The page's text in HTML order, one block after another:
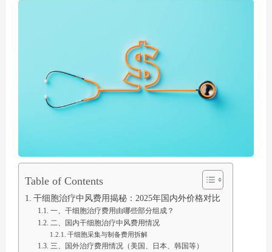
Table of Contents
干细胞治疗中风费用揭秘：2025年国内外价格对比
一、干细胞治疗费用由哪些部分组成？
二、国内干细胞治疗中风费用情况
干细胞采集与制备费用拆解
三、国外治疗费用情况（美国、日本、韩国等）